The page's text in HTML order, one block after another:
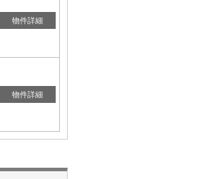
物件詳細
物件詳細